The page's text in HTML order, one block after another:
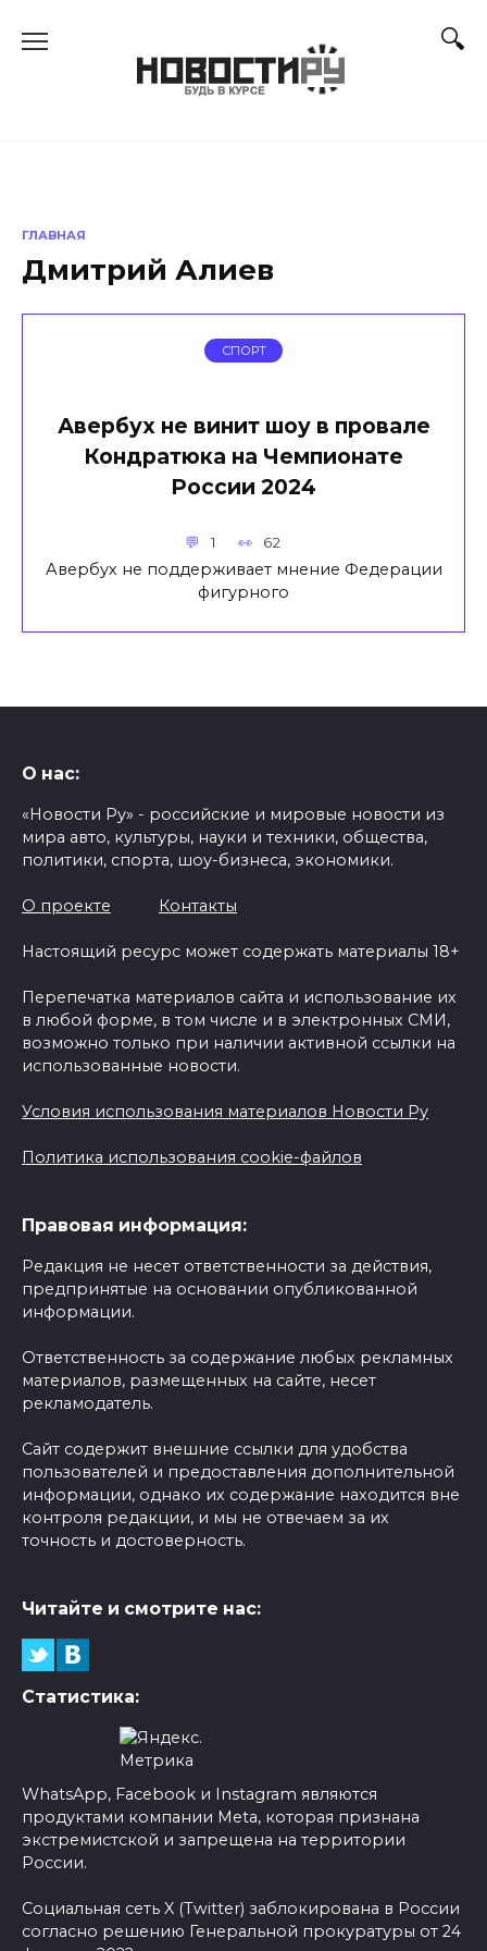
ГЛАВНАЯ
Дмитрий Алиев
СПОРТ
Авербух не винит шоу в провале
Кондратюка на Чемпионате
России 2024
1 62
Авербух не поддерживает мнение Федерации
фигурного
О нас:
«Новости Ру» - российские и мировые новости из
мира авто, культуры, науки и техники, общества,
политики, спорта, шоу-бизнеса, экономики.
О проекте Контакты
Настоящий ресурс может содержать материалы 18+
Перепечатка материалов сайта и использование их
в любой форме, в том числе и в электронных СМИ,
возможно только при наличии активной ссылки на
использованные новости.
Условия использования материалов Новости Ру
Политика использования cookie-файлов
Правовая информация:
Редакция не несет ответственности за действия,
предпринятые на основании опубликованной
информации.
Ответственность за содержание любых рекламных
материалов, размещенных на сайте, несет
рекламодатель.
Сайт содержит внешние ссылки для удобства
пользователей и предоставления дополнительной
информации, однако их содержание находится вне
контроля редакции, и мы не отвечаем за их
точность и достоверность.
Читайте и смотрите нас:
Статистика:
WhatsApp, Facebook и Instagram являются
продуктами компании Meta, которая признана
экстремистской и запрещена на территории
России.
Социальная сеть X (Twitter) заблокирована в России
согласно решению Генеральной прокуратуры от 24